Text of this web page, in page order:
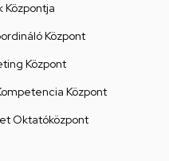
Központja
Központ
Központ
Központ
Oktatóközpont